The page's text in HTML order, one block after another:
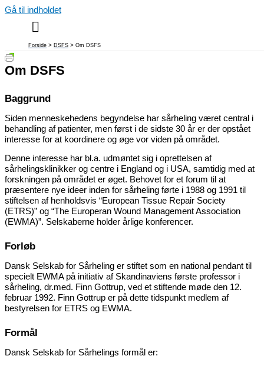
Gå til indholdet
Forside DSFS Om DSFS
Om DSFS
Baggrund
Siden menneskehedens begyndelse har sårheling været central i
behandling af patienter, men først i de sidste 30 år er der opstået
interesse for at koordinere og øge vor viden på området.
Denne interesse har bl.a. udmøntet sig i oprettelsen af
sårhelingsklinikker og centre i England og i USA, samtidig med at
forskningen på området er øget. Behovet for et forum til at
præsentere nye ideer inden for sårheling førte i 1988 og 1991 til
stiftelsen af henholdsvis “European Tissue Repair Society
(ETRS)” og “The Europeran Wound Management Association
(EWMA)”. Selskaberne holder årlige konferencer.
Forløb
Dansk Selskab for Sårheling er stiftet som en national pendant til
specielt EWMA på initiativ af Skandinaviens første professor i
sårheling, dr.med. Finn Gottrup, ved et stiftende møde den 12.
februar 1992. Finn Gottrup er på dette tidspunkt medlem af
bestyrelsen for ETRS og EWMA.
Formål
Dansk Selskab for Sårhelings formål er: